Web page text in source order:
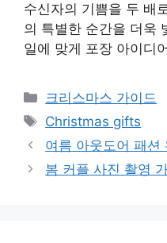
수신자의 기쁨을 두 배
의 특별한 순간을 더욱
일에 맞게 포장 아이디
Categories
크리스마스 가이드
Tags
Christmas gifts
여름 아웃도어 패션
봄 커플 사진 촬영